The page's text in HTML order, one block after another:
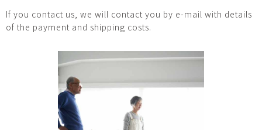
If you contact us, we will contact you by e-mail with details
of the payment and shipping costs.